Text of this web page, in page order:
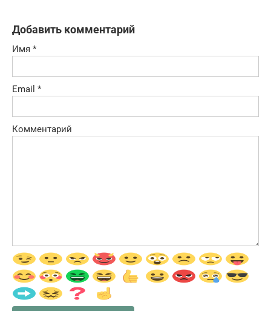
Добавить комментарий
Имя *
Email *
Комментарий